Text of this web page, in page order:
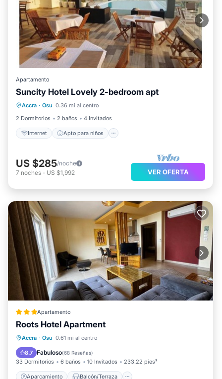
Apartamento
Suncity Hotel Lovely 2-bedroom apt
Accra · Osu 0.36 mi al centro
2 Dormitorios
2 baños 4 Invitados
Internet Apto para niños
Internet
Apto para niños
Seguridad/Protección
US $285/noche
7 noches - US $1,992 VER OFERTA
Apartamento
Roots Hotel Apartment
Accra · Osu 0.61 mi al centro
8.7 Fabuloso(68 Reseñas)
33 Dormitorios 6 baños 10 Invitados 233.22 pies²
Aparcamiento Balcón/Terraza
Aparcamiento
Aire acondicionado